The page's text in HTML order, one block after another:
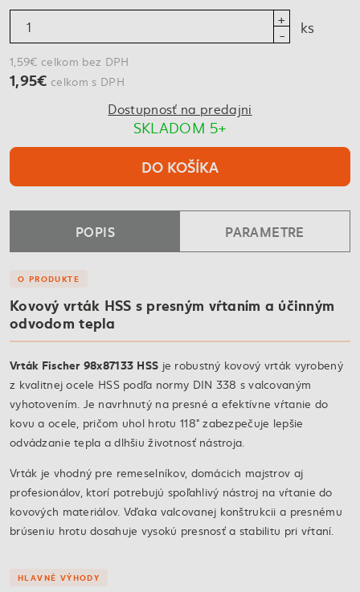
ks
1,59€ celkom bez DPH
1,95€ celkom s DPH
Dostupnosť na predajni
SKLADOM 5+
DO KOŠÍKA
POPIS PARAMETRE
O PRODUKTE
Kovový vrták HSS s presným vŕtaním a účinným
odvodom tepla
Vrták Fischer 98x87133 HSS je robustný kovový vrták vyrobený
z kvalitnej ocele HSS podľa normy DIN 338 s valcovaným
vyhotovením. Je navrhnutý na presné a efektívne vŕtanie do
kovu a ocele, pričom uhol hrotu 118° zabezpečuje lepšie
odvádzanie tepla a dlhšiu životnosť nástroja.
Vrták je vhodný pre remeselníkov, domácich majstrov aj
profesionálov, ktorí potrebujú spoľahlivý nástroj na vŕtanie do
kovových materiálov. Vďaka valcovanej konštrukcii a presnému
brúseniu hrotu dosahuje vysokú presnosť a stabilitu pri vŕtaní.
HLAVNÉ VÝHODY